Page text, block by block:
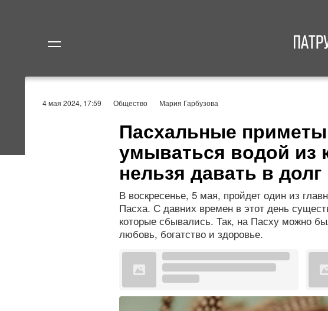
4 мая 2024, 17:59 Общество Мария Гарбузова
Пасхальные
умываться водой из
нельзя давать в долг
В воскресенье, 5 мая, пройдет один из
Пасха. С давних времен в этот день
которые сбывались. Так, на Пасху можно
любовь, богатство и здоровье.